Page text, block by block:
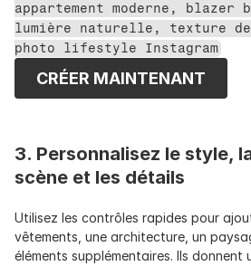
appartement moderne, blazer
lumière naturelle, texture
photo lifestyle Instagram
CRÉER MAINTENANT
3. Personnalisez le style,
scène et les détails
Utilisez les contrôles rapides pour
vêtements, une architecture, un
éléments supplémentaires. Ils donnent